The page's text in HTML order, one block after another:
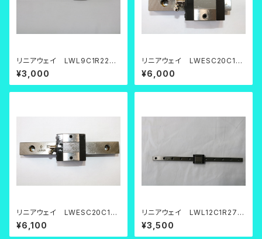
リニアウェイ LWL9C1R220B
T1H
¥3,000
リニアウェイ LWESC20C1R1
00
¥6,000
リニアウェイ LWESC20C1R1
60
¥6,100
リニアウェイ LWL12C1R275
B
¥3,500